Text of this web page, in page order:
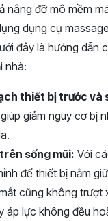
nâng đỡ mô mềm
dụng cụ
đây là hướng dẫn
nhà:
thiết bị trước và
giảm nguy cơ bị
sống mũi: Với
để thiết bị nằm
cũng không trượt
áp lực không đều